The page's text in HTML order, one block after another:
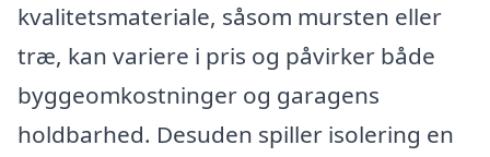
kvalitetsmateriale, såsom mursten eller
træ, kan variere i pris og påvirker både
byggeomkostninger og garagens
holdbarhed. Desuden spiller isolering en